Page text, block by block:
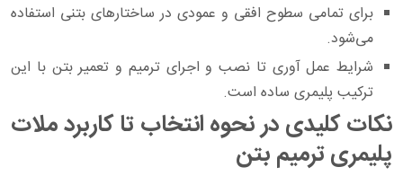
برای تمامی سطوح افقی و عمودی در ساختارهای بتنی استفاده
می‌شود.
شرایط عمل‌ آوری تا نصب و اجرای ترمیم و تعمیر بتن با این
ترکیب پلیمری ساده است.
نکات کلیدی در نحوه انتخاب تا کاربرد ملات
پلیمری ترمیم بتن